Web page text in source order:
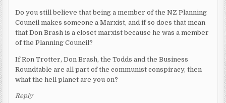
Do you still believe that being a member of the NZ Planning
Council makes someone a Marxist, and if so does that mean
that Don Brash is a closet marxist because he was a member
of the Planning Council?
If Ron Trotter, Don Brash, the Todds and the Business
Roundtable are all part of the communist conspiracy, then
what the hell planet are you on?
Reply